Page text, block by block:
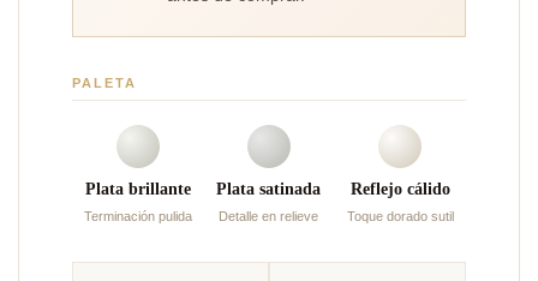
PALETA
Plata brillante
Terminación pulida
Plata satinada
Detalle en relieve
Reflejo cálido
Toque dorado sutil